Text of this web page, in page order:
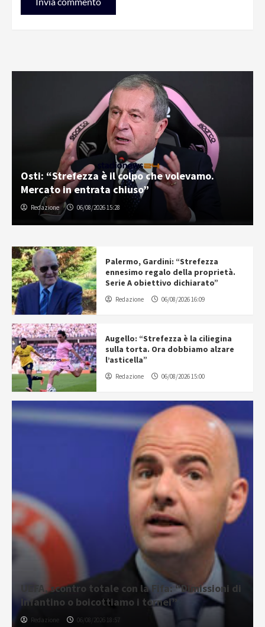
Osti: “Strefezza è il colpo che volevamo.
Mercato in entrata chiuso”
Redazione 06/08/2026 15:28
Palermo, Gardini: “Strefezza
ennesimo regalo della proprietà.
Serie A obiettivo dichiarato”
Redazione 06/08/2026 16:09
Augello: “Strefezza è la ciliegina
sulla torta. Ora dobbiamo alzare
l’asticella”
Redazione 06/08/2026 15:00
UEFA, scontro totale con la Fifa: “Dimissioni di
Infantino o boicottiamo i tornei”
Redazione 06/08/2026 18:57